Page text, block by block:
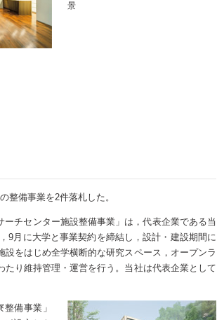
景
整備事業を2件落札した。
チセンター施設整備事業」は，代表企業である当
9月に大学と事業契約を締結し，設計・建設期間に
をはじめ全学横断的な研究スペース，オープンラ
り維持管理・運営を行う。当社は代表企業として
備事業」